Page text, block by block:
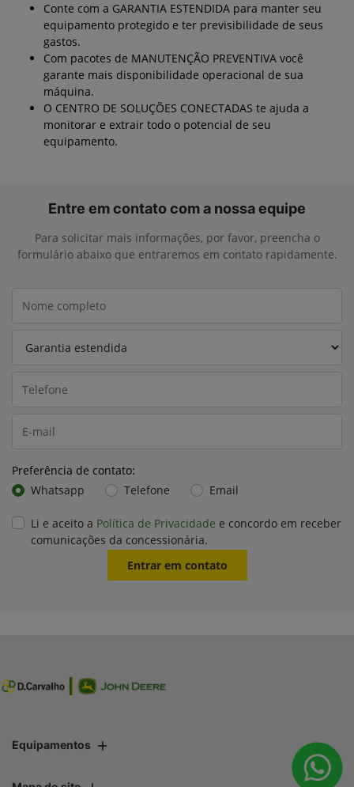
Conte com a GARANTIA ESTENDIDA para manter seu
equipamento protegido e ter previsibilidade de seus
gastos.
Com pacotes de MANUTENÇÃO PREVENTIVA você
garante mais disponibilidade operacional de sua
máquina.
O CENTRO DE SOLUÇÕES CONECTADAS te ajuda a
monitorar e extrair todo o potencial de seu
equipamento.
Entre em contato com a nossa equipe
Para solicitar mais informações, por favor, preencha o
formulário abaixo que entraremos em contato rapidamente.
Preferência de contato:
Whatsapp
Telefone Email
Li e aceito a Política de Privacidade e concordo em receber
comunicações da concessionária.
Entrar em contato
Equipamentos